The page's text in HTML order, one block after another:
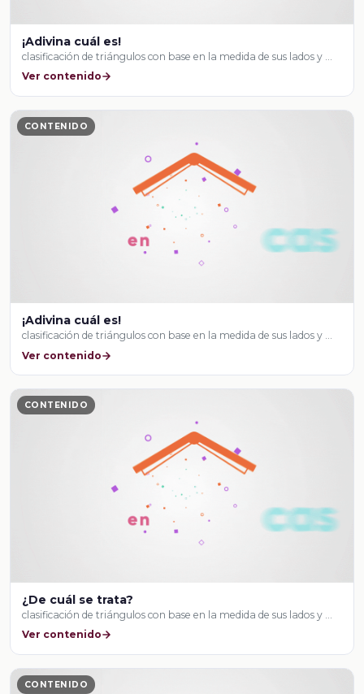
¡Adivina cuál es!
clasificación de triángulos con base en la medida de sus lados y …
Ver contenido
CONTENIDO
¡Adivina cuál es!
clasificación de triángulos con base en la medida de sus lados y …
Ver contenido
CONTENIDO
¿De cuál se trata?
clasificación de triángulos con base en la medida de sus lados y …
Ver contenido
CONTENIDO